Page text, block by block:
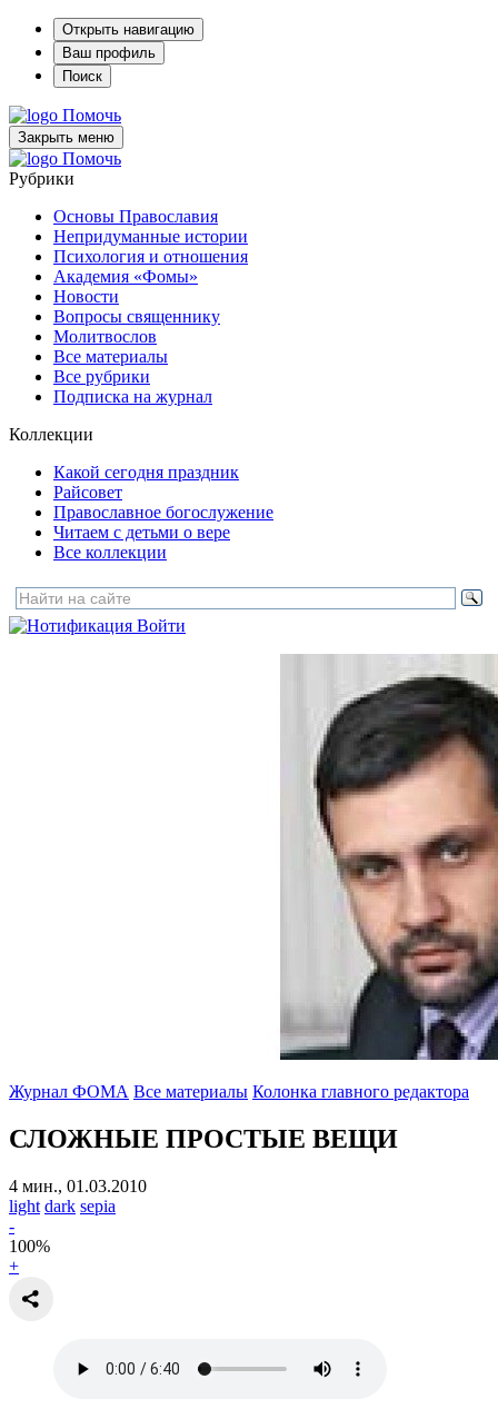
Открыть навигацию
Ваш профиль
Поиск
Помочь
Закрыть меню
Помочь
Рубрики
Основы Православия
Непридуманные истории
Психология и отношения
Академия «Фомы»
Новости
Вопросы священнику
Молитвослов
Все материалы
Все рубрики
Подписка на журнал
Коллекции
Какой сегодня праздник
Райсовет
Православное богослужение
Читаем с детьми о вере
Все коллекции
Войти
Журнал ФОМА Все материалы Колонка главного редактора
СЛОЖНЫЕ ПРОСТЫЕ ВЕЩИ
4 мин., 01.03.2010
light dark sepia
-
100%
+